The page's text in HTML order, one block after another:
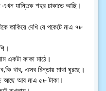
এখন যান্তিক শহর ঢাকাতে আছি।
তাকিয়ে দেখি যে পকেটে মাএ ৭৮
একটা ফাকা মাঠে।
খাব, এসব চিন্তায় মাথা ঘুরছে।
আছে আর মাএ ৫৮ টাকা।